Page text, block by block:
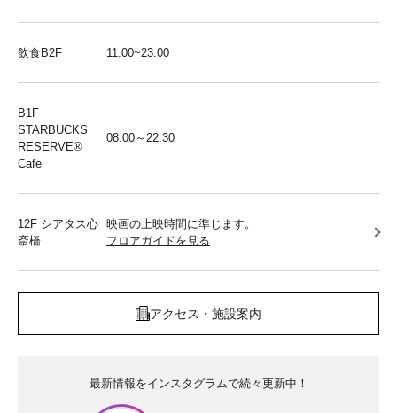
飲食B2F 11:00~23:00
B1F
STARBUCKS
RESERVE®︎
Cafe
08:00～22:30
12F シアタス心
斎橋
映画の上映時間に準じます。
フロアガイドを見る
アクセス・施設案内
最新情報をインスタグラムで続々更新中！